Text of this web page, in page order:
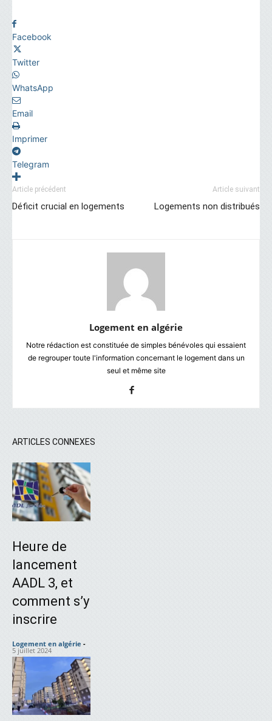
Facebook
Twitter
WhatsApp
Email
Imprimer
Telegram
Article précédent
Déficit crucial en logements
Article suivant
Logements non distribués
Logement en algérie
Notre rédaction est constituée de simples bénévoles qui essaient
de regrouper toute l'information concernant le logement dans un
seul et même site
ARTICLES CONNEXES
Heure de
lancement
AADL 3, et
comment s’y
inscrire
Logement en algérie -
5 juillet 2024